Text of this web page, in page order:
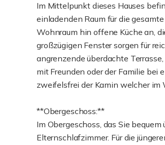
Im Mittelpunkt dieses Hauses
einladenden Raum für die
Wohnraum hin offene Küche an,
großzügigen Fenster sorgen für
angrenzende überdachte
mit Freunden oder der Familie bei
zweifelsfrei der Kamin welcher im
**Obergeschoss:**
Im Obergeschoss, das Sie
Elternschlafzimmer. Für die